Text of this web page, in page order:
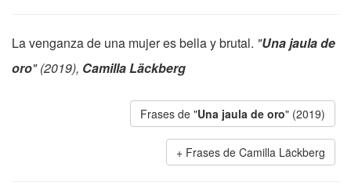
La venganza de una mujer es bella y brutal. "Una jaula de
oro" (2019), Camilla Läckberg
Frases de "Una jaula de oro" (2019)
Frases de Camilla Läckberg